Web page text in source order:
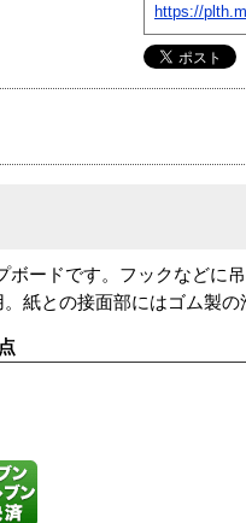
https://
ードです。フックなどに
紙との接面部にはゴム製